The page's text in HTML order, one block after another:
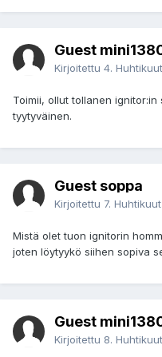
Guest
Kirjoitettu 4.
Toimii, ollut tollanen
tyytyväinen.
Guest soppa
Kirjoitettu 7.
Mistä olet tuon ignitorin
joten löytyykö siihen sopiva
Guest
Kirjoitettu 8.